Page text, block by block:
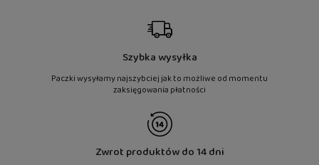
Szybka wysyłka
Paczki wysyłamy najszybciej jak to możliwe od momentu
zaksięgowania płatności
Zwrot produktów do 14 dni